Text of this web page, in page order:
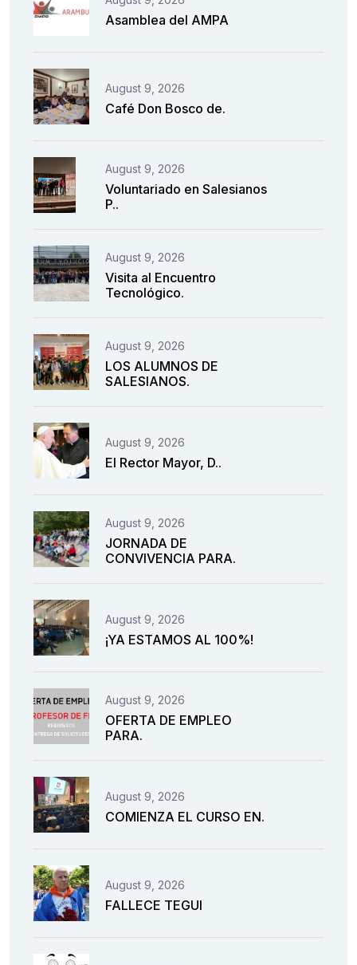
Asamblea del AMPA
August 9, 2026
Café Don Bosco de.
August 9, 2026
Voluntariado en Salesianos
P..
August 9, 2026
Visita al Encuentro
Tecnológico.
August 9, 2026
LOS ALUMNOS DE
SALESIANOS.
August 9, 2026
El Rector Mayor, D..
August 9, 2026
JORNADA DE
CONVIVENCIA PARA.
August 9, 2026
¡YA ESTAMOS AL 100%!
August 9, 2026
OFERTA DE EMPLEO
PARA.
August 9, 2026
COMIENZA EL CURSO EN.
August 9, 2026
FALLECE TEGUI